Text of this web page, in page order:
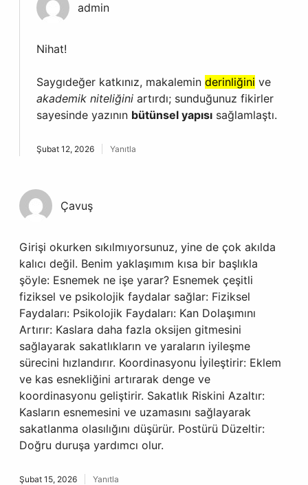
admin
Nihat!
Saygıdeğer katkınız, makalemin derinliğini ve
akademik niteliğini artırdı; sunduğunuz fikirler
sayesinde yazının bütünsel yapısı sağlamlaştı.
Şubat 12, 2026 Yanıtla
Çavuş
Girişi okurken sıkılmıyorsunuz, yine de çok akılda
kalıcı değil. Benim yaklaşımım kısa bir başlıkla
şöyle: Esnemek ne işe yarar? Esnemek çeşitli
fiziksel ve psikolojik faydalar sağlar: Fiziksel
Faydaları: Psikolojik Faydaları: Kan Dolaşımını
Artırır: Kaslara daha fazla oksijen gitmesini
sağlayarak sakatlıkların ve yaraların iyileşme
sürecini hızlandırır. Koordinasyonu İyileştirir: Eklem
ve kas esnekliğini artırarak denge ve
koordinasyonu geliştirir. Sakatlık Riskini Azaltır:
Kasların esnemesini ve uzamasını sağlayarak
sakatlanma olasılığını düşürür. Postürü Düzeltir:
Doğru duruşa yardımcı olur.
Şubat 15, 2026 Yanıtla